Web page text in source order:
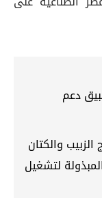
دعم
الزبيب والكتان
لتشغيل